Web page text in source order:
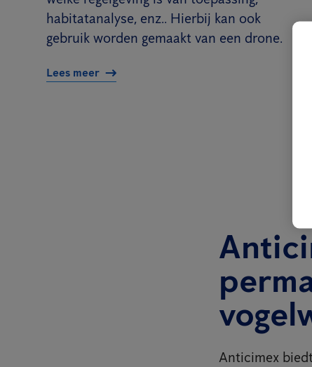
habitatanalyse, enz.. Hierbij kan ook
gebruik worden gemaakt van een drone.
Lees meer
Anticimex